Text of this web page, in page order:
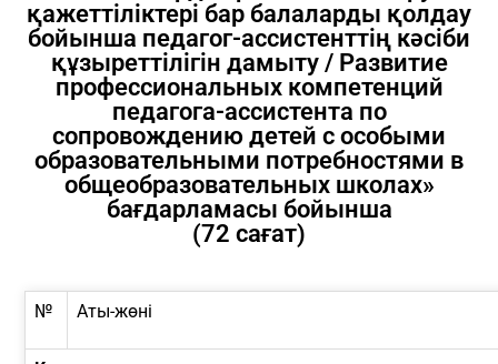
қажеттіліктері бар балаларды қолдау
бойынша педагог-ассистенттің кәсіби
құзыреттілігін дамыту / Развитие
профессиональных компетенций
педагога-ассистента по
сопровождению детей с особыми
образовательными потребностями в
общеобразовательных школах»
бағдарламасы бойынша
(72 сағат)
№ Аты-жөні